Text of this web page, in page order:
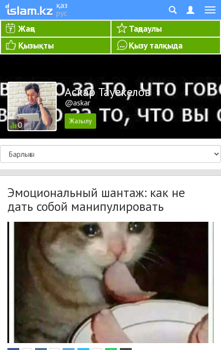
қаз
рус
Жаңа
Таңдаулы
Қызықты
Қызу талқыда
0
Аскар Тауекелов
@askar
Эмоциональный шантаж: как не
дать собой манипулировать